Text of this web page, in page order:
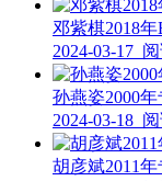
邓紫棋2018
2024-03-17 阅
孙燕姿2000
2024-03-18 阅
胡彦斌2011